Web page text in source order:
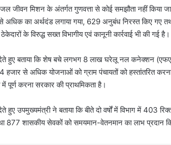
जीवन मिशन के अंतर्गत गुणवत्ता से कोई समझौता नहीं किया जा
अधिक का अर्थदंड लगाया गया, 629 अनुबंध निरस्त किए गए
के विरुद्ध सख्त विभागीय एवं कानूनी कार्रवाई भी की गई है।
देते हुए बताया कि शेष बचे लगभग 8 लाख घरेलू नल कनेक्शन
से अधिक योजनाओं को ग्राम पंचायतों को हस्तांतरित
पूर्ण करना सरकार की प्राथमिकता है।
उपमुख्यमंत्री ने बताया कि बीते दो वर्षों में विभाग में 403
877 शासकीय सेवकों को समयमान-वेतनमान का लाभ प्रदान